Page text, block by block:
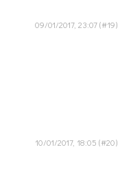
09/01/2017, 23:07
10/01/2017, 18:05